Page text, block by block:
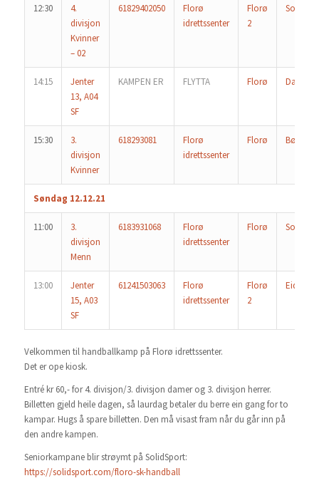
12:30
4.
divisjon
Kvinner
– 02
61829402050
Florø
idrettssenter
Florø
2
Sogndal
14:15
Jenter
13, A04
SF
KAMPEN ER FLYTTA Florø Dale
15:30
3.
divisjon
Kvinner
618293081
Florø
idrettssenter
Florø Bønes
Søndag 12.12.21
11:00
3.
divisjon
Menn
6183931068
Florø
idrettssenter
Florø Sotra 2
13:00
Jenter
15, A03
SF
61241503063
Florø
idrettssenter
Florø
2
Eid
Velkommen til handballkamp på Florø idrettssenter.
Det er ope kiosk.
Entré kr 60,- for 4. divisjon/3. divisjon damer og 3. divisjon herrer.
Billetten gjeld heile dagen, så laurdag betaler du berre ein gang for to
kampar. Hugs å spare billetten. Den må visast fram når du går inn på
den andre kampen.
Seniorkampane blir strøymt på SolidSport:
https://solidsport.com/floro-sk-handball